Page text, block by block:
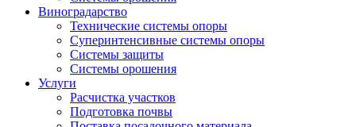
Виноградарство
Технические системы опоры
Суперинтенсивные системы опоры
Системы защиты
Системы орошения
Услуги
Расчистка участков
Подготовка почвы